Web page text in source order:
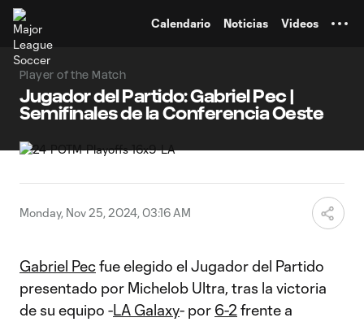
Calendario Noticias Videos
Player of the Match
Jugador del Partido: Gabriel Pec |
Semifinales de la Conferencia Oeste
Monday, Nov 25, 2024, 03:16 AM
Gabriel Pecfue elegido el Jugador del Partido
presentado por Michelob Ultra, tras la victoria
de su equipo -LA Galaxy- por 6-2frente a